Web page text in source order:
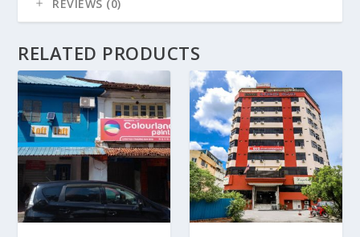
REVIEWS (0)
RELATED PRODUCTS